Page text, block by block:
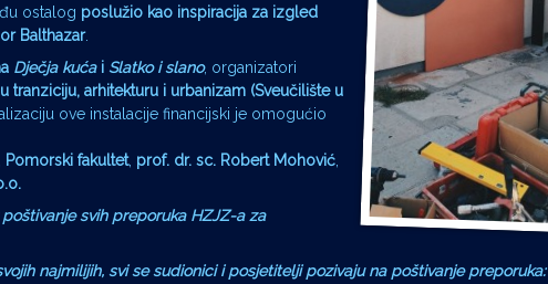
ostalog poslužio kao inspiracija za izgled
Balthazar.
Dječja kuća i Slatko i slano, organizatori
tranziciju, arhitekturu i urbanizam (Sveučilište u
ove instalacije financijski je omogućio
Pomorski fakultet, prof. dr. sc. Robert Mohović
svih preporuka HZJZ-a za
najmilijih, svi se sudionici i posjetitelji pozivaju na poštivanje